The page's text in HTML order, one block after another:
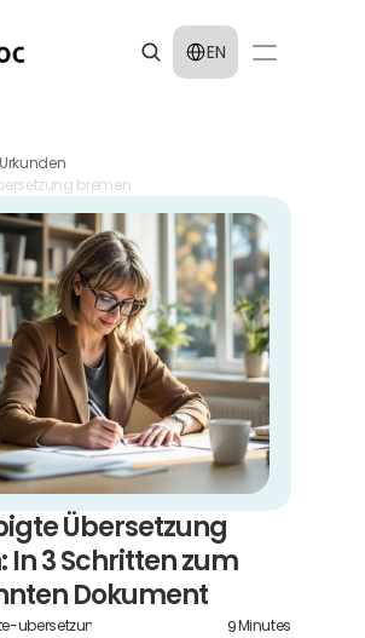
Select Language
EN
Urkunden
bremen
Übersetzung
In 3 Schritten zum
Dokument
ubersetzung-bremen 9Minutes